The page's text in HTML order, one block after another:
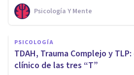
Psicología Y Mente
PSICOLOGÍA
TDAH, Trauma Complejo y
clínico de las tres “T”